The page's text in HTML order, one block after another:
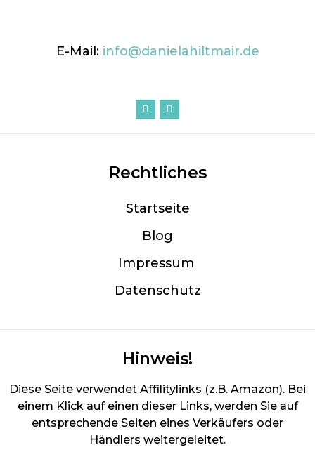
E-Mail: info@danielahiltmair.de
Rechtliches
Startseite
Blog
Impressum
Datenschutz
Hinweis!
Diese Seite verwendet Affilitylinks (z.B. Amazon). Bei
einem Klick auf einen dieser Links, werden Sie auf
entsprechende Seiten eines Verkäufers oder
Händlers weitergeleitet.